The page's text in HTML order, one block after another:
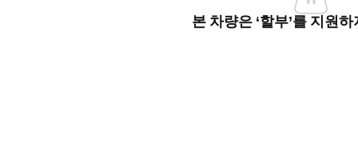
본 차량은 ‘할부’를 지원